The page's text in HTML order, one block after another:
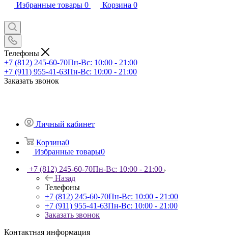
Избранные товары 0 Корзина 0
Телефоны
+7 (812) 245-60-70Пн-Вс: 10:00 - 21:00
+7 (911) 955-41-63Пн-Вс: 10:00 - 21:00
Заказать звонок
Личный кабинет
Корзина0
Избранные товары0
+7 (812) 245-60-70Пн-Вс: 10:00 - 21:00
Назад
Телефоны
+7 (812) 245-60-70Пн-Вс: 10:00 - 21:00
+7 (911) 955-41-63Пн-Вс: 10:00 - 21:00
Заказать звонок
Контактная информация